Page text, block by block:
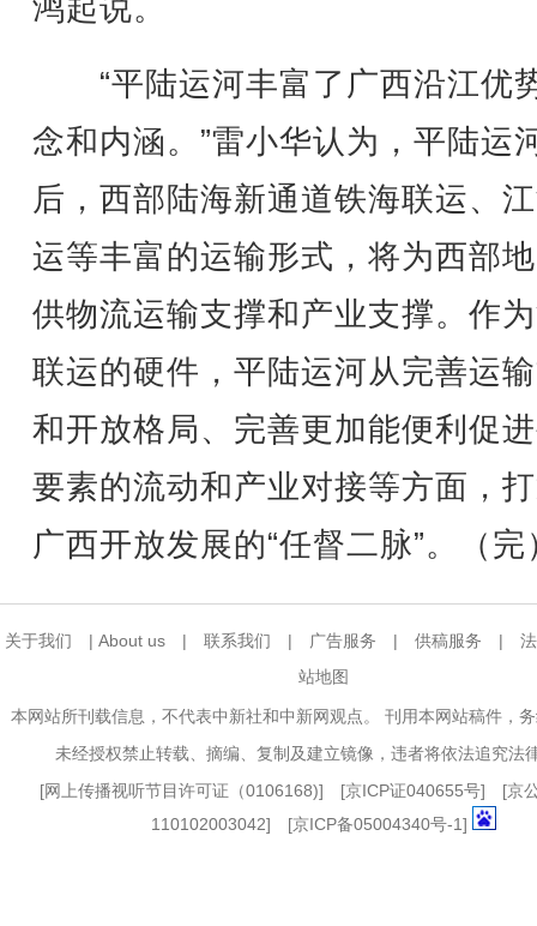
鸿起说。
“平陆运河丰富了广西沿江优
念和内涵。”雷小华认为，平陆运
后，西部陆海新通道铁海联运、
运等丰富的运输形式，将为西部
供物流运输支撑和产业支撑。作
联运的硬件，平陆运河从完善运
和开放格局、完善更加能便利促
要素的流动和产业对接等方面，
广西开放发展的“任督二脉”。（完
关于我们 | About us | 联系我们 | 广告服务 | 供稿服务 |
站地图
本网站所刊载信息，不代表中新社和中新网观点。 刊用本网站稿件，
未经授权禁止转载、摘编、复制及建立镜像，违者将依法追究法
[网上传播视听节目许可证（0106168)] [京ICP证040655号] [京
110102003042] [京ICP备05004340号-1]